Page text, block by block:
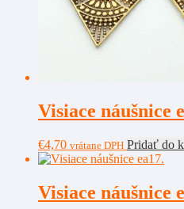
Visiace náušnice
€4,70 vrátane DPH Pridať do
Visiace náušnice